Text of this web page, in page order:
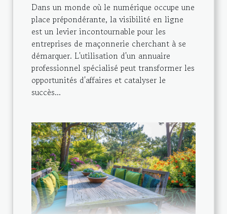
Dans un monde où le numérique occupe une
place prépondérante, la visibilité en ligne
est un levier incontournable pour les
entreprises de maçonnerie cherchant à se
démarquer. L'utilisation d'un annuaire
professionnel spécialisé peut transformer les
opportunités d'affaires et catalyser le
succès...